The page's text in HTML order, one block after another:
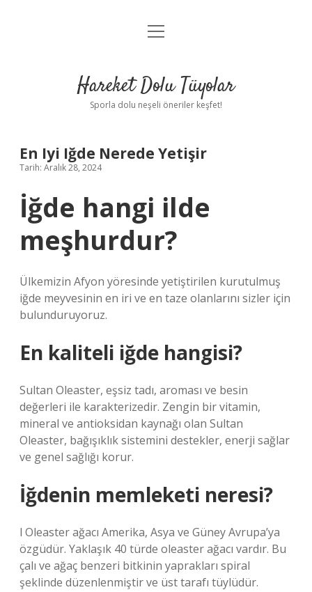
Anasayfa
Yasal Uyarı
menüyü
Hareket Dolu Tüyolar
Sporla dolu neşeli öneriler keşfet!
En Iyi Iğde Nerede Yetişir
Tarih: Aralık 28, 2024
İğde hangi ilde
meşhurdur?
Ülkemizin Afyon yöresinde yetiştirilen kurutulmuş
iğde meyvesinin en iri ve en taze olanlarını sizler için
bulunduruyoruz.
En kaliteli iğde hangisi?
Sultan Oleaster, eşsiz tadı, aroması ve besin
değerleri ile karakterizedir. Zengin bir vitamin,
mineral ve antioksidan kaynağı olan Sultan
Oleaster, bağışıklık sistemini destekler, enerji sağlar
ve genel sağlığı korur.
İğdenin memleketi neresi?
l Oleaster ağacı Amerika, Asya ve Güney Avrupa’ya
özgüdür. Yaklaşık 40 türde oleaster ağacı vardır. Bu
çalı ve ağaç benzeri bitkinin yaprakları spiral
şeklinde düzenlenmiştir ve üst tarafı tüylüdür.